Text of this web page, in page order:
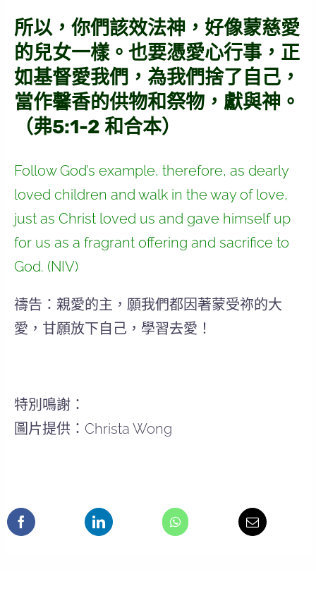
所以，你們該效法神，好像蒙慈愛
的兒女一樣。也要憑愛心行事，正
如基督愛我們，為我們捨了自己，
當作馨香的供物和祭物，獻與神。
（弗5:1-2 和合本）
Follow God’s example, therefore, as dearly
loved children and walk in the way of love,
just as Christ loved us and gave himself up
for us as a fragrant offering and sacrifice to
God. (NIV)
禱告：親愛的主，願我們都因著蒙受祢的大
愛，甘願放下自己，學習去愛！
特別鳴謝：
圖片提供：Christa Wong